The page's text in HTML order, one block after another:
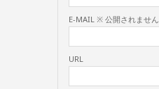
E-MAIL ※ 公開されません
URL